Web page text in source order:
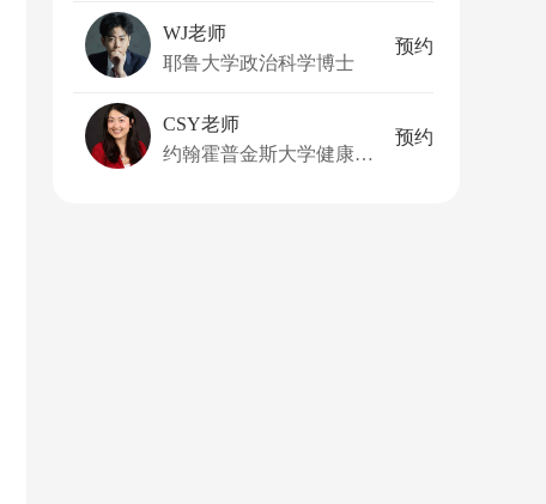
WJ老师
耶鲁大学政治科学博士
预约
CSY老师
约翰霍普金斯大学健康传播和媒体关系硕士
预约